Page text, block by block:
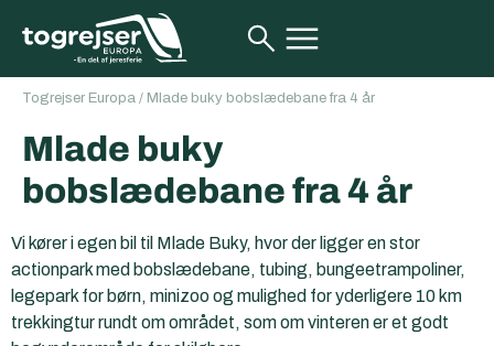
Togrejser Europa / Mlade buky bobslædebane fra 4 år
Mlade buky
bobslædebane fra 4 år
Vi kører i egen bil til Mlade Buky, hvor der ligger en stor
actionpark med bobslædebane, tubing, bungeetrampoliner,
legepark for børn, minizoo og mulighed for yderligere 10 km
trekkingtur rundt om området, som om vinteren er et godt